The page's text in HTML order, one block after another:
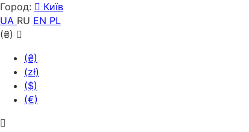
Город:
Київ
UA RU EN PL
(₴)
(₴)
(zł)
($)
(€)